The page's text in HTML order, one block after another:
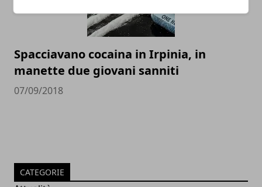
Spacciavano cocaina in Irpinia, in
manette due giovani sanniti
07/09/2018
CATEGORIE